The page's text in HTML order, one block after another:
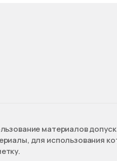
материалов
для использования